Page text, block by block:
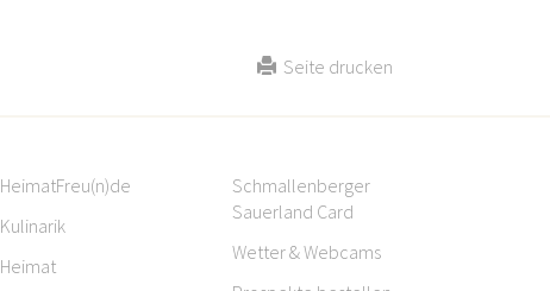
Seite drucken
HeimatFreu(n)de
Kulinarik
Heimat
Schmallenberger
Sauerland Card
Wetter & Webcams